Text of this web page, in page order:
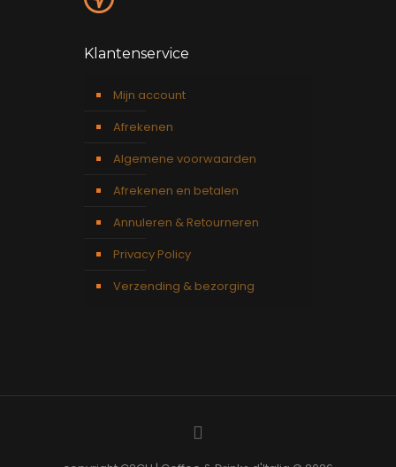
Klantenservice
Mijn account
Afrekenen
Algemene voorwaarden
Afrekenen en betalen
Annuleren & Retourneren
Privacy Policy
Verzending & bezorging